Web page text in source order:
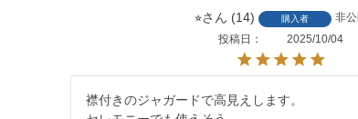
⭐︎ 14 購入者
非公
投稿日
2025/10/04
襟付きのジャガードで高見えします。